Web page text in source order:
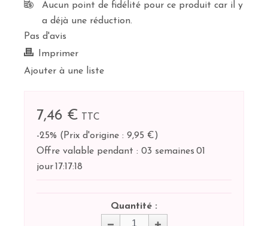
Aucun point de fidélité pour ce produit car il y
a déjà une réduction.
Pas d'avis
Imprimer
Ajouter à une liste
7,46 €
TTC
-25% ( Prix d'origine : 9,95 €)
Offre valable pendant : 03 semaines 01
jour 17:17:18
Quantité :